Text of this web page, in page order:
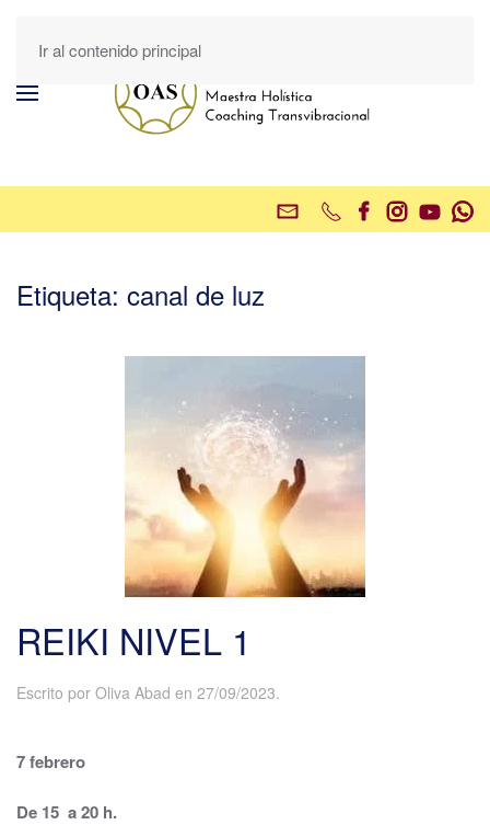
Ir al contenido principal
Etiqueta: canal de luz
REIKI NIVEL 1
Escrito por Oliva Abad en 27/09/2023.
7 febrero
De 15 a 20 h.